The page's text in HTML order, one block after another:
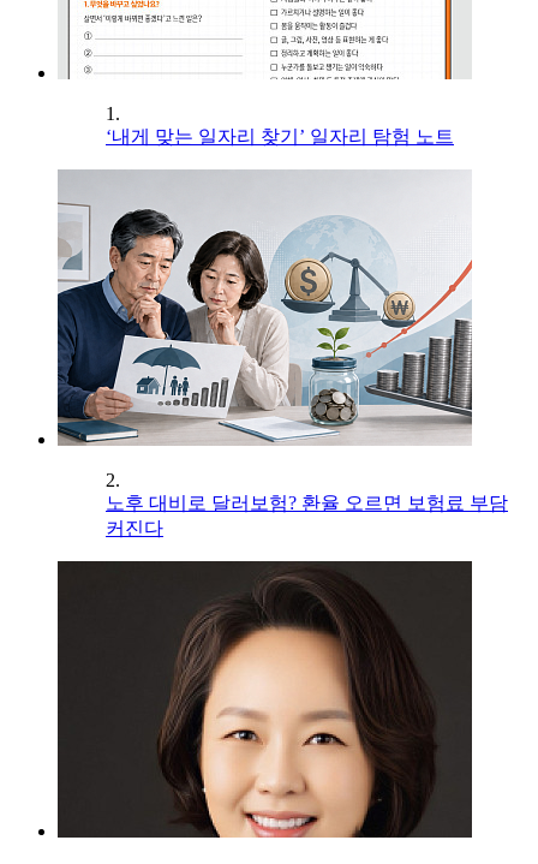
1.
‘내게 맞는 일자리 찾기’ 일자리 탐험 노트
2.
노후 대비로 달러보험? 환율 오르면 보험료 부담
커진다